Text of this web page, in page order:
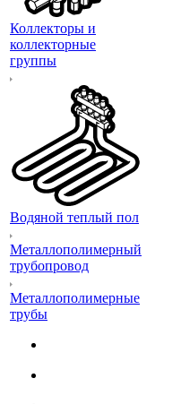
Коллекторы и
коллекторные
группы
Водяной теплый пол
Металлополимерный
трубопровод
Металлополимерные
трубы